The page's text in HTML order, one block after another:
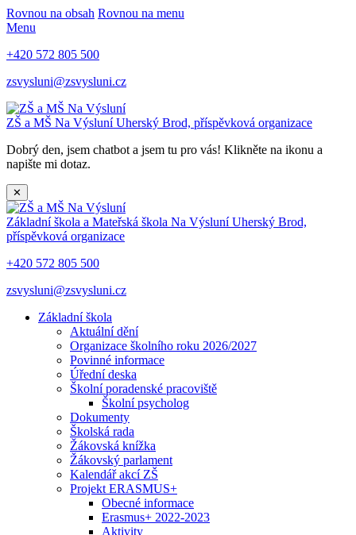
Rovnou na obsah Rovnou na menu
Menu
+420 572 805 500
zsvysluni@zsvysluni.cz
ZŠ a MŠ Na VýsluníUherský Brod, příspěvková organizace
Dobrý den, jsem chatbot a jsem tu pro vás! Klikněte na ikonu a
napište mi dotaz.
✕
Základní škola a Mateřská škola Na VýsluníUherský Brod,
příspěvková organizace
+420 572 805 500
zsvysluni@zsvysluni.cz
Základní škola
Aktuální dění
Organizace školního roku 2026/2027
Povinné informace
Úřední deska
Školní poradenské pracoviště
Školní psycholog
Dokumenty
Školská rada
Žákovská knížka
Žákovský parlament
Kalendář akcí ZŠ
Projekt ERASMUS+
Obecné informace
Erasmus+ 2022-2023
Aktivity